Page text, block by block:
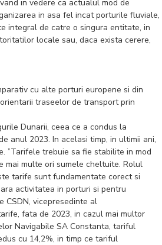
in vedere ca actualul mod de
in asa fel incat porturile fluviale,
integral de catre o singura entitate, in
locale sau, daca exista cerere,
cu alte porturi europene si din
traseelor de transport prin
Dunarii, ceea ce a condus la
anul 2023. In acelasi timp, in ultimii ani,
”Tarifele trebuie sa fie stabilite in mod
mai multe ori sumele cheltuite. Rolul
tarife sunt fundamentate corect si
activitatea in porturi si pentru
CSDN, vicepresedinte al
fata de 2023, in cazul mai multor
Navigabile SA Constanta, tariful
cu 14,2%, in timp ce tariful